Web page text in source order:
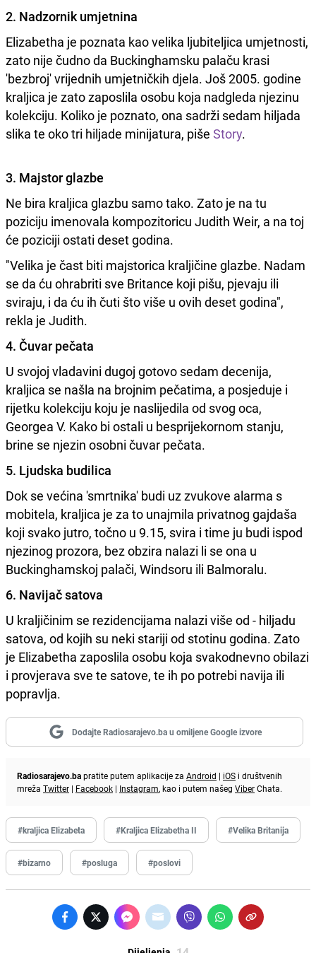
2. Nadzornik umjetnina
Elizabetha je poznata kao velika ljubiteljica umjetnosti,
zato nije čudno da Buckinghamsku palaču krasi
'bezbroj' vrijednih umjetničkih djela. Još 2005. godine
kraljica je zato zaposlila osobu koja nadgleda njezinu
kolekciju. Koliko je poznato, ona sadrži sedam hiljada
slika te oko tri hiljade minijatura, piše Story.
3. Majstor glazbe
Ne bira kraljica glazbu samo tako. Zato je na tu
poziciju imenovala kompozitoricu Judith Weir, a na toj
će poziciji ostati deset godina.
"Velika je čast biti majstorica kraljičine glazbe. Nadam
se da ću ohrabriti sve Britance koji pišu, pjevaju ili
sviraju, i da ću ih čuti što više u ovih deset godina",
rekla je Judith.
4. Čuvar pečata
U svojoj vladavini dugoj gotovo sedam decenija,
kraljica se našla na brojnim pečatima, a posjeduje i
rijetku kolekciju koju je naslijedila od svog oca,
Georgea V. Kako bi ostali u besprijekornom stanju,
brine se njezin osobni čuvar pečata.
5. Ljudska budilica
Dok se većina 'smrtnika' budi uz zvukove alarma s
mobitela, kraljica je za to unajmila privatnog gajdaša
koji svako jutro, točno u 9.15, svira i time ju budi ispod
njezinog prozora, bez obzira nalazi li se ona u
Buckinghamskoj palači, Windsoru ili Balmoralu.
6. Navijač satova
U kraljičinim se rezidencijama nalazi više od - hiljadu
satova, od kojih su neki stariji od stotinu godina. Zato
je Elizabetha zaposlila osobu koja svakodnevno obilazi
i provjerava sve te satove, te ih po potrebi navija ili
popravlja.
Dodajte Radiosarajevo.ba u omiljene Google izvore
Radiosarajevo.bapratite putem aplikacije za Android | iOS i društvenih
mreža Twitter | Facebook | Instagram, kao i putem našeg ViberChata.
#kraljica Elizabeta #Kraljica Elizabetha II #Velika Britanija
#bizarno #posluga #poslovi